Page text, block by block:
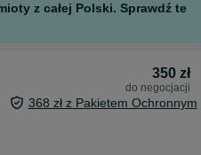
z całej Polski. Sprawdź te
350 zł
do negocjacji
368 zł z Pakietem Ochronnym